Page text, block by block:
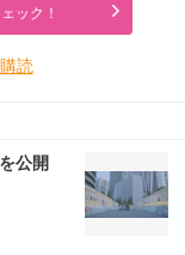
ック！
読
公開